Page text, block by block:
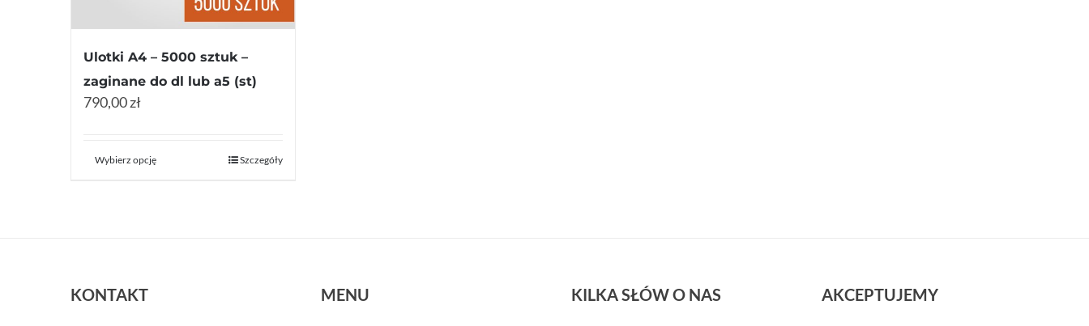
Ulotki A4 – 5000 sztuk –
zaginane do dl lub a5 (st)
790,00 zł
Wybierz opcję Szczegóły
KONTAKT MENU KILKA SŁÓW O NAS AKCEPTUJEMY